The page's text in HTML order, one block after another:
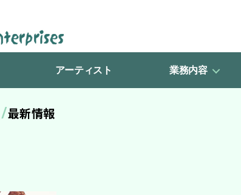
アーティスト 業務内容
最新情報